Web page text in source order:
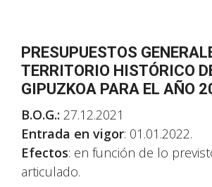
PRESUPUESTOS
TERRITORIO HISTÓRICO
GIPUZKOA PARA EL AÑO
B.O.G.: 27.12.2021
Entrada en vigor: 01.01.2022.
Efectos: en función de lo
articulado.